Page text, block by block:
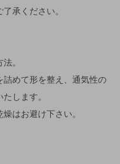
承ください。
。
めて形を整え、通気性の
します。
はお避け下さい。